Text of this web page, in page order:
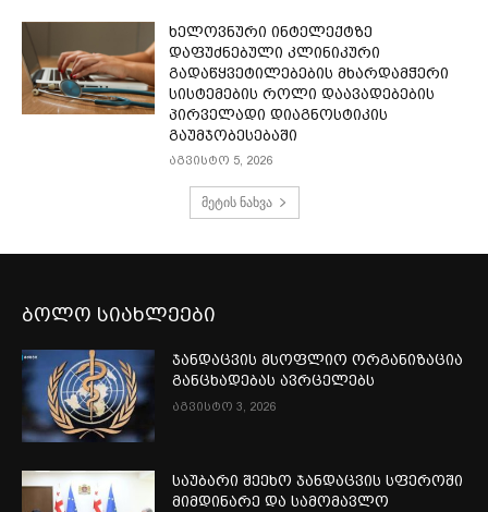
ხელოვნური ინტელექტზე
დაფუძნებული კლინიკური
გადაწყვეტილებების მხარდამჭერი
სისტემების როლი დაავადებების
პირველადი დიაგნოსტიკის
გაუმჯობესებაში
აგვისტო 5, 2026
მეტის ნახვა
ბოლო სიახლეები
ჯანდაცვის მსოფლიო ორგანიზაცია
განცხადებას ავრცელებს
აგვისტო 3, 2026
საუბარი შეეხო ჯანდაცვის სფეროში
მიმდინარე და სამომავლო